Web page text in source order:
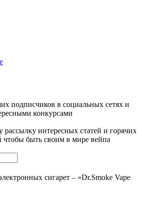
подписчиков в социальных сетях и
конкурсами
интересных статей и горячих
быть своим в мире вейпа
сигарет – «Dr.Smoke Vape